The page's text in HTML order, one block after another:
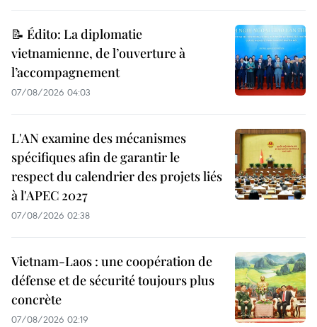
📝 Édito: La diplomatie
vietnamienne, de l’ouverture à
l’accompagnement
07/08/2026 04:03
L'AN examine des mécanismes
spécifiques afin de garantir le
respect du calendrier des projets liés
à l'APEC 2027
07/08/2026 02:38
Vietnam-Laos : une coopération de
défense et de sécurité toujours plus
concrète
07/08/2026 02:19